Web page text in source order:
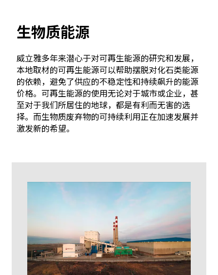
生物质能源
威立雅多年来潜心于对可再生能源的研究和发展，
本地取材的可再生能源可以帮助摆脱对化石类能源
的依赖，避免了供应的不稳定性和持续飙升的能源
价格。可再生能源的使用无论对于城市或企业，甚
至对于我们所居住的地球，都是有利而无害的选
择。而生物质废弃物的可持续利用正在加速发展并
激发新的希望。